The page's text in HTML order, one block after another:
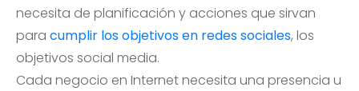
necesita de planificación y acciones que sirvan
para cumplir los objetivos en redes sociales, los
objetivos social media.
Cada negocio en Internet necesita una presencia u